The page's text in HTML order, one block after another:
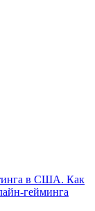
в США. Как
гейминга